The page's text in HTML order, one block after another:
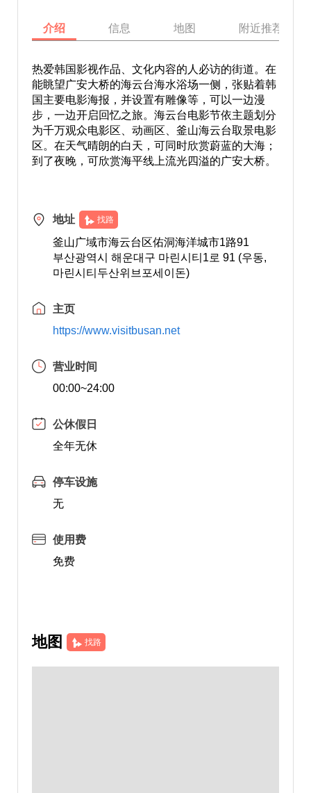
介绍 信息 地图 附近推荐景点
热爱韩国影视作品、文化内容的人必访的街道。在
能眺望广安大桥的海云台海水浴场一侧，张贴着韩
国主要电影海报，并设置有雕像等，可以一边漫
步，一边开启回忆之旅。海云台电影节依主题划分
为千万观众电影区、动画区、釜山海云台取景电影
区。在天气晴朗的白天，可同时欣赏蔚蓝的大海；
到了夜晚，可欣赏海平线上流光四溢的广安大桥。
地址 找路
釜山广域市海云台区佑洞海洋城市1路91
부산광역시 해운대구 마린시티1로 91 (우동,
마린시티두산위브포세이돈)
主页
https://www.visitbusan.net
营业时间
00:00~24:00
公休假日
全年无休
停车设施
无
使用费
免费
地图 找路